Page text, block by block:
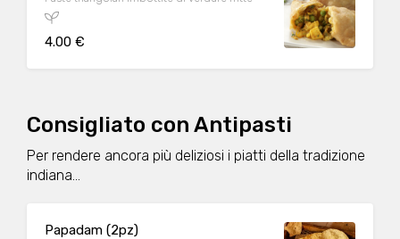
4.00 €
Consigliato con Antipasti
Per rendere ancora più deliziosi i piatti della tradizione
indiana...
Papadam (2pz)